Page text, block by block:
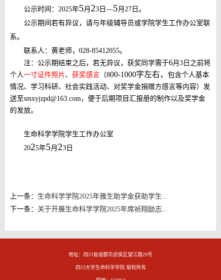
公示时间： 2025年5 月 23 日 —5 月 27 日。
公示期间若有异议，请与年级辅导员或学院学生工作办公室联
系。
联系人： 黄老师， 028-85412055。
注：公示期结束之后，若无异议，获奖同学需于6月 3 日之前将
个人一寸证件照片、 获奖感言 （800-1000字左右， 包含个人基本
情况、学习科研、社会实践活动、对奖学金捐赠方感言等内容）发
送至smxyjzpd@163.com，便于后期项目汇报册的制作以及奖学金
的发放。
生命科学学院学生工作办公室
2025年5 月 23 日
上一条： 生命科学学院2025年雅生助学金获助学生...
下一条： 关于开展生命科学学院2025年席祯翔励志...
地址：四川省成都市武侯区望江路29号
四川大学生命科学学院 版权所有